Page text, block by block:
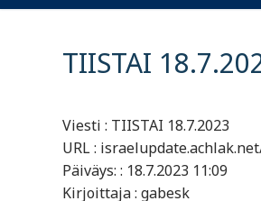
TIISTAI
Viesti : TIISTAI 18.7.2023
URL :
Päiväys: : 18.7.2023 11:09
Kirjoittaja : gabesk